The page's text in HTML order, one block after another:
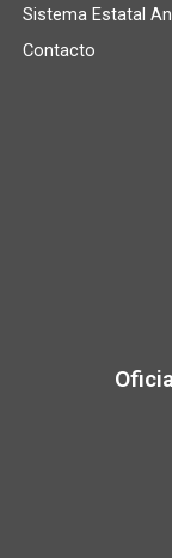
Sistema Estatal
Contacto